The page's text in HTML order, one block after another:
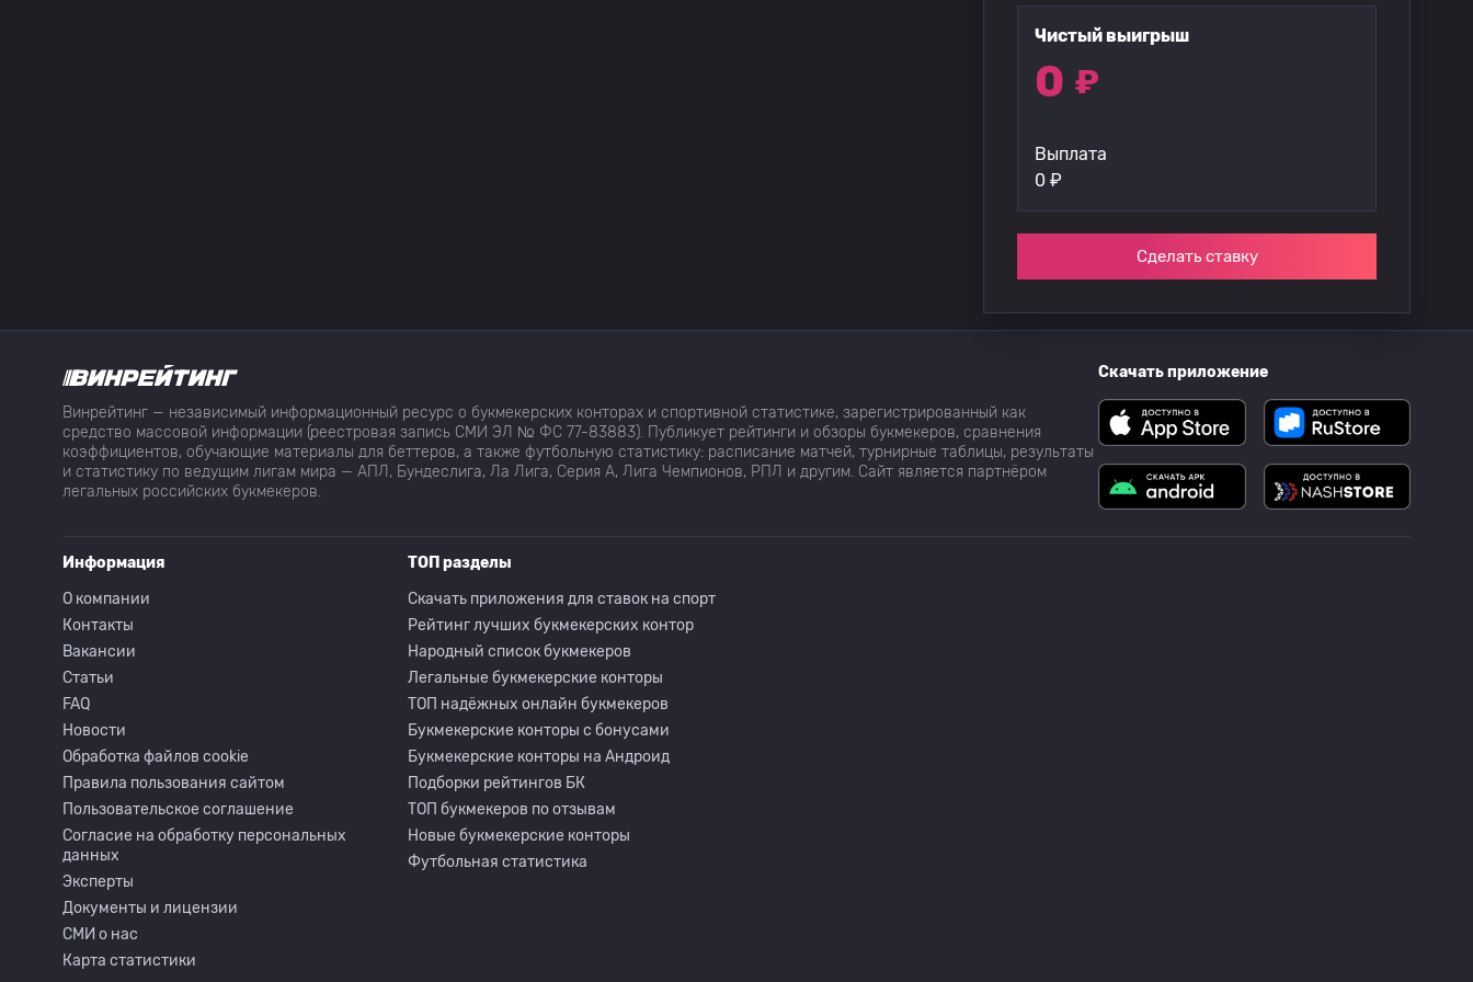
Чистый выигрыш
0 ₽
Выплата
0 ₽
Сделать ставку
Винрейтинг — независимый информационный ресурс о букмекерских конторах и спортивной статистике, зарегистрированный как
средство массовой информации (реестровая запись СМИ ЭЛ № ФС 77-83883). Публикует рейтинги и обзоры букмекеров, сравнения
коэффициентов, обучающие материалы для беттеров, а также футбольную статистику: расписание матчей, турнирные таблицы, результаты
и статистику по ведущим лигам мира — АПЛ, Бундеслига, Ла Лига, Серия А, Лига Чемпионов, РПЛ и другим. Сайт является партнёром
легальных российских букмекеров.
Скачать приложение
Информация
О компании
Контакты
Вакансии
Статьи
FAQ
Новости
Обработка файлов cookie
Правила пользования сайтом
Пользовательское соглашение
Согласие на обработку персональных
данных
Эксперты
Документы и лицензии
СМИ о нас
Карта статистики
ТОП разделы
Скачать приложения для ставок на спорт
Рейтинг лучших букмекерских контор
Народный список букмекеров
Легальные букмекерские конторы
ТОП надёжных онлайн букмекеров
Букмекерские конторы с бонусами
Букмекерские конторы на Андроид
Подборки рейтингов БК
ТОП букмекеров по отзывам
Новые букмекерские конторы
Футбольная статистика